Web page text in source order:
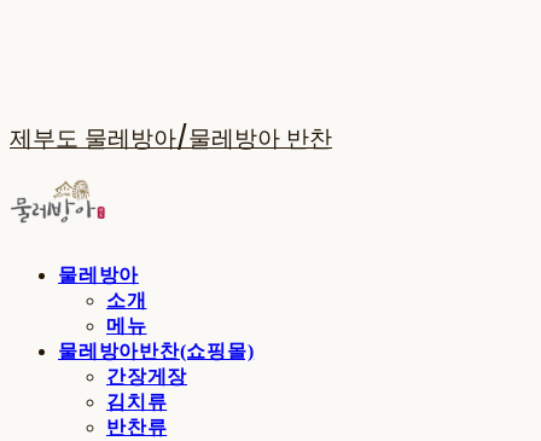
제부도 물레방아/물레방아 반찬
물레방아
소개
메뉴
물레방아반찬(쇼핑몰)
간장게장
김치류
반찬류